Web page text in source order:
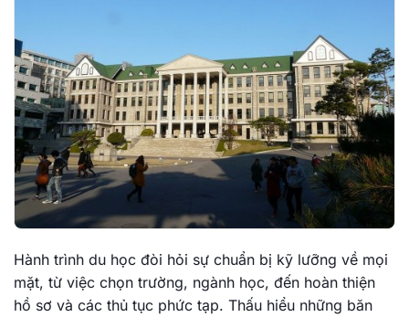
Hành trình du học đòi hỏi sự chuẩn bị kỹ lưỡng về mọi
mặt, từ việc chọn trường, ngành học, đến hoàn thiện
hồ sơ và các thủ tục phức tạp. Thấu hiểu những băn